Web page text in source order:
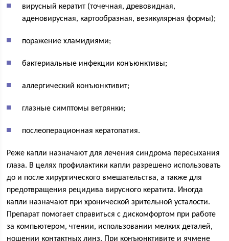
вирусный кератит (точечная, древовидная,
аденовирусная, картообразная, везикулярная формы);
поражение хламидиями;
бактериальные инфекции конъюнктивы;
аллергический конъюнктивит;
глазные симптомы ветрянки;
послеоперационная кератопатия.
Реже капли назначают для лечения синдрома пересыхания
глаза. В целях профилактики капли разрешено использовать
до и после хирургического вмешательства, а также для
предотвращения рецидива вирусного кератита. Иногда
капли назначают при хронической зрительной усталости.
Препарат помогает справиться с дискомфортом при работе
за компьютером, чтении, использовании мелких деталей,
ношении контактных линз. При конъюнктивите и ячмене